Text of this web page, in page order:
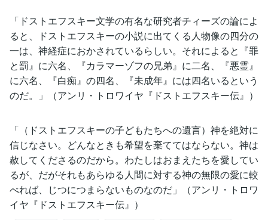
「ドストエフスキー文学の有名な研究者チィーズの論によ
ると、ドストエフスキーの小説に出てくる人物像の四分の
一は、神経症におかされているらしい。それによると『罪
と罰』に六名、『カラマーゾフの兄弟』に二名、『悪霊』
に六名、『白痴』の四名、『未成年』には四名いるという
のだ。」（アンリ・トロワイヤ『ドストエフスキー伝』）
「（ドストエフスキーの子どもたちへの遺言）神を絶対に
信じなさい。どんなときも希望を棄ててはならない。神は
赦してくださるのだから。わたしはおまえたちを愛してい
るが、だがそれもあらゆる人間に対する神の無限の愛に較
べれば、じつにつまらないものなのだ」（アンリ・トロワ
イヤ『ドストエフスキー伝』）